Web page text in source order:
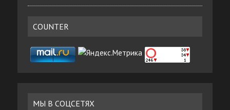
COUNTER
МЫ В СОЦСЕТЯХ